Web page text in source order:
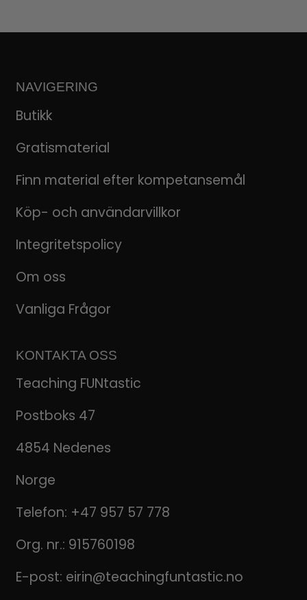
NAVIGERING
Butikk
Gratismaterial
Finn material efter kompetansemål
Köp- och användarvillkor
Integritetspolicy
Om oss
Vanliga Frågor
KONTAKTA OSS
Teaching FUNtastic
Postboks 47
4854 Nedenes
Norge
Telefon: +47 957 57 778
Org. nr.: 915760198
E-post: eirin@teachingfuntastic.no